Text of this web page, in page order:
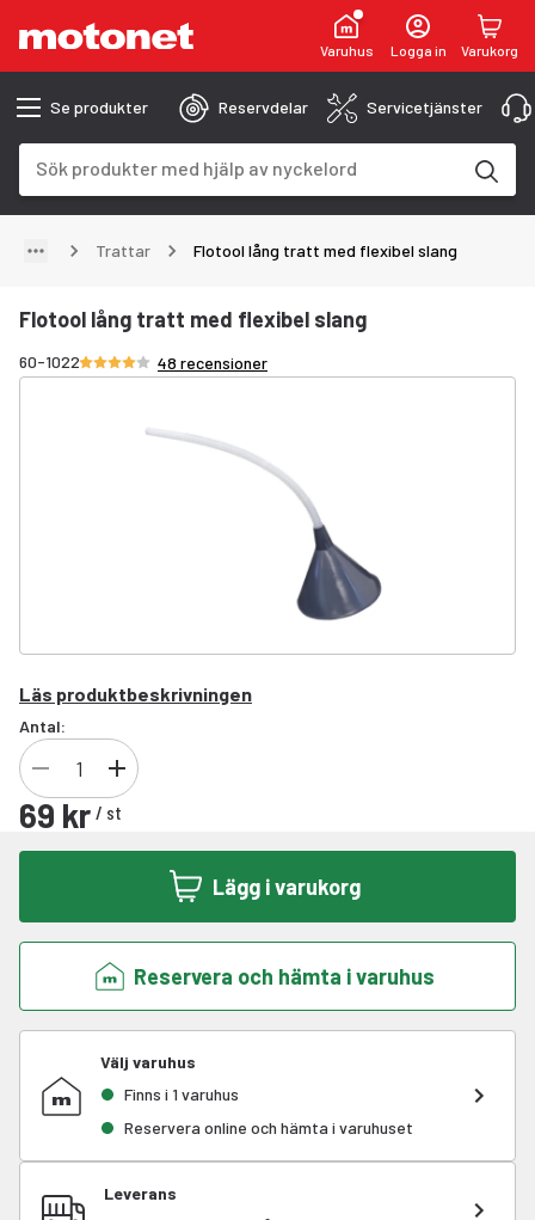
Varuhus Logga in Varukorg
Se produkter Reservdelar Servicetjänster
Trattar Flotool lång tratt med flexibel slang
Flotool lång tratt med flexibel slang
60-1022Betyg 4.2/5 stjärnor
48 recensioner
Läs produktbeskrivningen
Antal:
69 kr / st
Lägg i varukorg
Reservera och hämta i varuhus
Välj varuhus
Finns i 1 varuhus
Reservera online och hämta i varuhuset
Leverans